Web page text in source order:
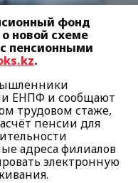
фонд
новой схеме
пенсионными
.
ЕНПФ и сообщают
трудовом стаже,
пенсии для
адреса филиалов
электронную